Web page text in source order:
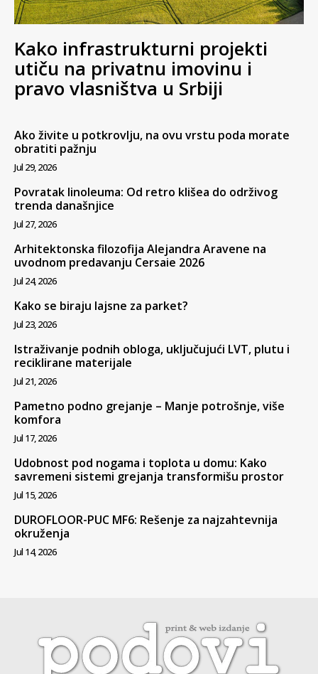
Kako infrastrukturni projekti
utiču na privatnu imovinu i
pravo vlasništva u Srbiji
Ako živite u potkrovlju, na ovu vrstu poda morate
obratiti pažnju
Jul 29, 2026
Povratak linoleuma: Od retro klišea do održivog
trenda današnjice
Jul 27, 2026
Arhitektonska filozofija Alejandra Aravene na
uvodnom predavanju Cersaie 2026
Jul 24, 2026
Kako se biraju lajsne za parket?
Jul 23, 2026
Istraživanje podnih obloga, uključujući LVT, plutu i
reciklirane materijale
Jul 21, 2026
Pametno podno grejanje – Manje potrošnje, više
komfora
Jul 17, 2026
Udobnost pod nogama i toplota u domu: Kako
savremeni sistemi grejanja transformišu prostor
Jul 15, 2026
DUROFLOOR-PUC MF6: Rešenje za najzahtevnija
okruženja
Jul 14, 2026